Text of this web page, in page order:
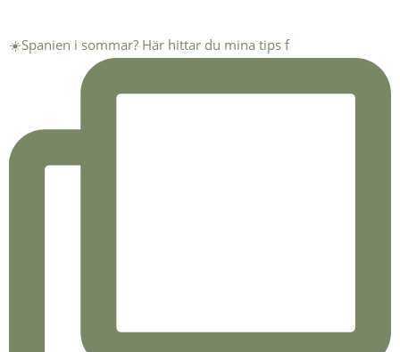
☀️Spanien i sommar? Här hittar du mina tips f